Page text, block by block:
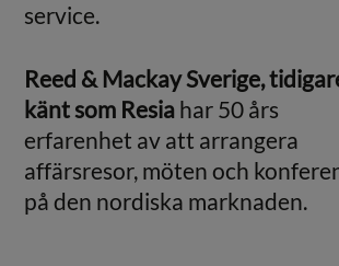
service.
Reed & Mackay Sverige,
känt som Resia har 50 års
erfarenhet av att arrangera
affärsresor, möten och
på den nordiska marknaden.